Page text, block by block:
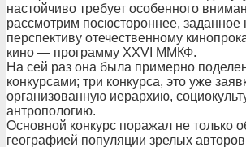
настойчиво требует особенного
рассмотрим посюстороннее,
перспективу отечественному
кино — программу ХХVI ММКФ.
На сей раз она была примерно
конкурсами; три конкурса, это уже
организованную иерархию,
антропологию.
Основной конкурс поражал не только
географией популяции зрелых